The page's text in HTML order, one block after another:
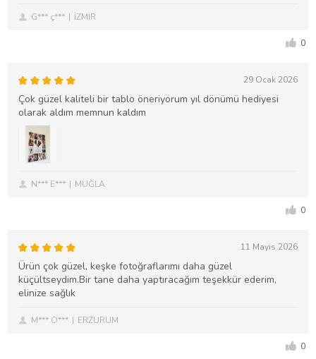
G*** ç*** İZMİR
0
29 Ocak 2026
Çok güzel kaliteli bir tablo öneriyorum yıl dönümü hediyesi
olarak aldım memnun kaldım
N*** E*** MUĞLA
0
11 Mayıs 2026
Ürün çok güzel, keşke fotoğraflarımı daha güzel
küçültseydim.Bir tane daha yaptıracağım teşekkür ederim,
elinize sağlık
M*** O*** ERZURUM
0